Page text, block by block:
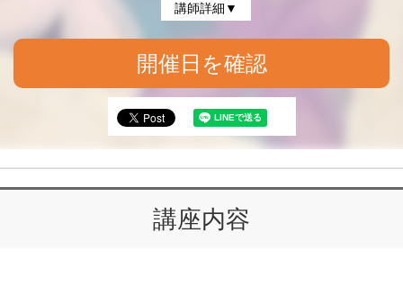
講師詳細▼
開催日を確認
講座内容